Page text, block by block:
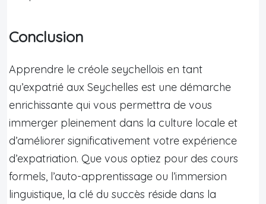
Conclusion
Apprendre le créole seychellois en tant
qu’expatrié aux Seychelles est une démarche
enrichissante qui vous permettra de vous
immerger pleinement dans la culture locale et
d’améliorer significativement votre expérience
d’expatriation. Que vous optiez pour des cours
formels, l’auto-apprentissage ou l’immersion
linguistique, la clé du succès réside dans la